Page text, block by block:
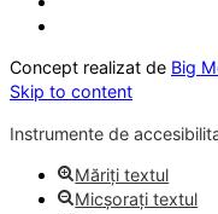
Concept realizat de Big
Skip to content
Instrumente de
Măriți textul
Micșorați textul